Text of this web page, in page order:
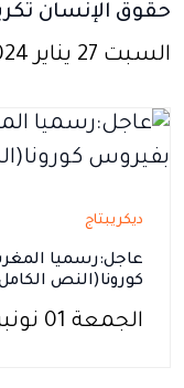
حقوق الإنسان
السبت 27 يناير 2024
ديكريبتاج
عاجل:رسميا
كورونا(النص
الجمعة 01 نونبر 2024